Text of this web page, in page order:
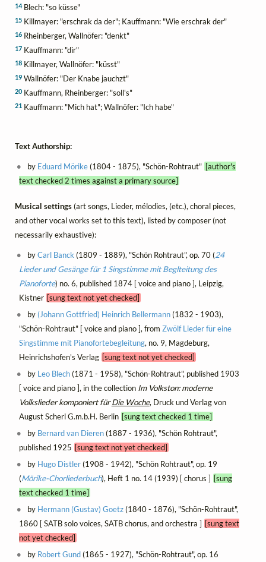
14Blech: "so küsse"
15 Killmayer: "erschrak da der"; Kauffmann: "Wie erschrak der"
16 Rheinberger, Wallnöfer: "denkt"
17 Kauffmann: "dir"
18 Killmayer, Wallnöfer: "küsst"
19 Wallnöfer: "Der Knabe jauchzt"
20 Kauffmann, Rheinberger: "soll's"
21 Kauffmann: "Mich hat"; Wallnöfer: "Ich habe"
Text Authorship:
by Eduard Mörike(1804 - 1875), "Schön-Rohtraut" [author's
text checked 2 times against a primary source]
Musical settings(art songs, Lieder, mélodies, (etc.), choral pieces,
and other vocal works set to this text), listed by composer (not
necessarily exhaustive):
byCarl Banck (1809 - 1889), "Schön Rohtraut", op. 70 (24
Lieder und Gesänge für 1 Singstimme mit Beglteitung des
Pianoforte) no. 6, published 1874 [ voice and piano ], Leipzig,
Kistner [sung text not yet checked]
by (Johann Gottfried) Heinrich Bellermann(1832 - 1903),
"Schön-Rohtraut" [ voice and piano ], from Zwölf Lieder für eine
Singstimme mit Pianofortebegleitung, no. 9, Magdeburg,
Heinrichshofen's Verlag [sung text not yet checked]
by Leo Blech(1871 - 1958), "Schön-Rohtraut", published 1903
[ voice and piano ], in the collection Im Volkston: moderne
Volkslieder komponiert fürDie Woche, Druck und Verlag von
August Scherl G.m.b.H. Berlin [sung text checked 1 time]
by Bernard van Dieren(1887 - 1936), "Schön Rohtraut",
published 1925 [sung text not yet checked]
by Hugo Distler(1908 - 1942), "Schön Rohtraut", op. 19
(Mörike-Chorliederbuch), Heft 1 no. 14 (1939) [ chorus ] [sung
text checked 1 time]
by Hermann (Gustav) Goetz(1840 - 1876), "Schön-Rohtraut",
1860 [ SATB solo voices, SATB chorus, and orchestra ] [sung text
not yet checked]
by Robert Gund(1865 - 1927), "Schön-Rohtraut", op. 16